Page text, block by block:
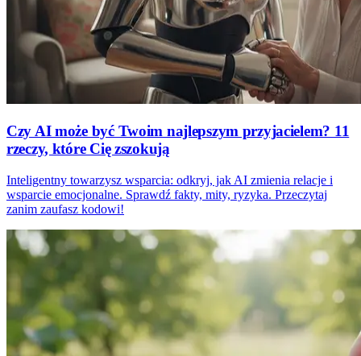
Czy AI może być Twoim najlepszym przyjacielem? 11
rzeczy, które Cię zszokują
Inteligentny towarzysz wsparcia: odkryj, jak AI zmienia relacje i
wsparcie emocjonalne. Sprawdź fakty, mity, ryzyka. Przeczytaj
zanim zaufasz kodowi!